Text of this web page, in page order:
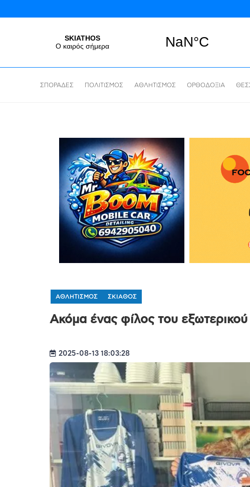
ΣΠΟΡΑΔΕΣ ΠΟΛΙΤΙΣΜΟΣ ΑΘΛΗΤΙΣΜΟΣ ΟΡΘΟΔΟΞΙΑ
ΑΘΛΗΤΙΣΜΟΣ ΣΚΙΑΘΟΣ
Ακόμα ένας φίλος του
2025-08-13 18:03:28